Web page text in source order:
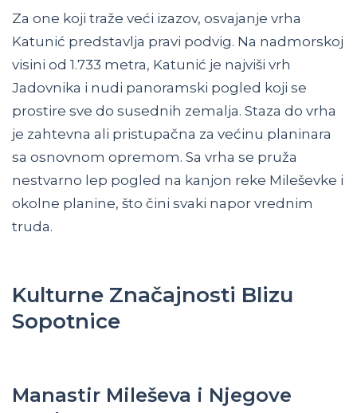
Za one koji traže veći izazov, osvajanje vrha
Katunić predstavlja pravi podvig. Na nadmorskoj
visini od 1.733 metra, Katunić je najviši vrh
Jadovnika i nudi panoramski pogled koji se
prostire sve do susednih zemalja. Staza do vrha
je zahtevna ali pristupačna za većinu planinara
sa osnovnom opremom. Sa vrha se pruža
nestvarno lep pogled na kanjon reke Mileševke i
okolne planine, što čini svaki napor vrednim
truda.
Kulturne Značajnosti Blizu
Sopotnice
Manastir Mileševa i Njegove